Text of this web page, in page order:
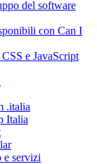
del software
con Can I
e JavaScript
.italia
Italia
e servizi